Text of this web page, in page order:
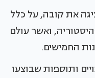
את קובה, על כלל
ואשר עולם
החמישים.
ותוספות שבוצעו